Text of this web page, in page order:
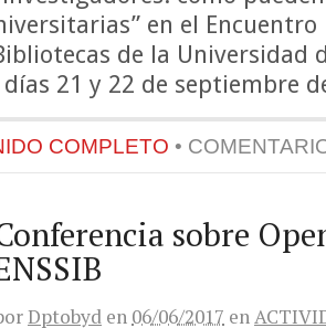
en el Encuentro
de la Universidad
21 y 22 de septiembre
COMPLETO •
sobre
Dptobyd en 06/06/2017 en